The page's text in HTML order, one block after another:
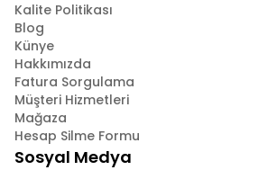
Kalite Politikası
Blog
Künye
Hakkımızda
Fatura Sorgulama
Müşteri Hizmetleri
Mağaza
Hesap Silme Formu
Sosyal Medya